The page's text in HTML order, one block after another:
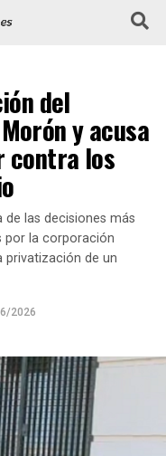
del
y acusa
contra los
las decisiones más
por la corporación
privatización de un
2026